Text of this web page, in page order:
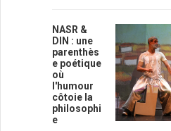
NASR &
DIN : une
parenthès
e poétique
où
l'humour
côtoie la
philosophi
e